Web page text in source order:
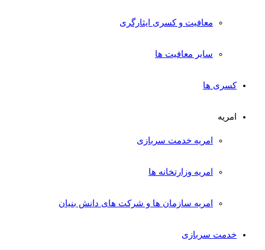
معافیت و کسری ایثارگری
سایر معافیت ها
کسری ها
امریه
امریه خدمت سربازی
امریه وزارتخانه ها
امریه سازمان ها و شرکت های دانش بنیان
خدمت سربازی